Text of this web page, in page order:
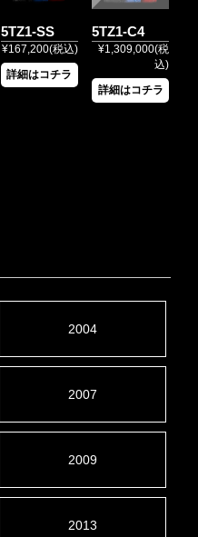
5TZ1-SS
¥167,200(税込)
詳細はコチラ
5TZ1-C4
¥1,309,000(税
込)
詳細はコチラ
2004
2007
2009
2013